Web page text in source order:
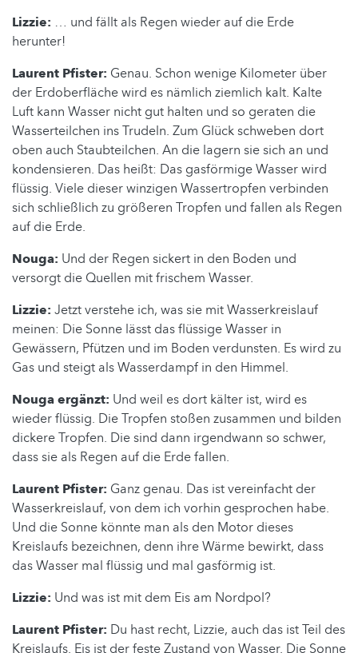
Lizzie: … und fällt als Regen wieder auf die Erde
herunter!
Laurent Pfister: Genau. Schon wenige Kilometer über
der Erdoberfläche wird es nämlich ziemlich kalt. Kalte
Luft kann Wasser nicht gut halten und so geraten die
Wasserteilchen ins Trudeln. Zum Glück schweben dort
oben auch Staubteilchen. An die lagern sie sich an und
kondensieren. Das heißt: Das gasförmige Wasser wird
flüssig. Viele dieser winzigen Wassertropfen verbinden
sich schließlich zu größeren Tropfen und fallen als Regen
auf die Erde.
Nouga: Und der Regen sickert in den Boden und
versorgt die Quellen mit frischem Wasser.
Lizzie: Jetzt verstehe ich, was sie mit Wasserkreislauf
meinen: Die Sonne lässt das flüssige Wasser in
Gewässern, Pfützen und im Boden verdunsten. Es wird zu
Gas und steigt als Wasserdampf in den Himmel.
Nouga ergänzt: Und weil es dort kälter ist, wird es
wieder flüssig. Die Tropfen stoßen zusammen und bilden
dickere Tropfen. Die sind dann irgendwann so schwer,
dass sie als Regen auf die Erde fallen.
Laurent Pfister: Ganz genau. Das ist vereinfacht der
Wasserkreislauf, von dem ich vorhin gesprochen habe.
Und die Sonne könnte man als den Motor dieses
Kreislaufs bezeichnen, denn ihre Wärme bewirkt, dass
das Wasser mal flüssig und mal gasförmig ist.
Lizzie: Und was ist mit dem Eis am Nordpol?
Laurent Pfister: Du hast recht, Lizzie, auch das ist Teil des
Kreislaufs. Eis ist der feste Zustand von Wasser. Die Sonne